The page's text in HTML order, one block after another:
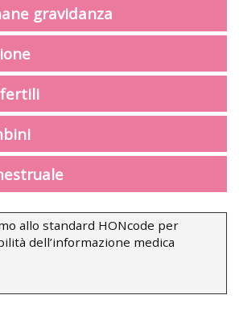
gravidanza
fertili
allo standard HONcode per
dell’informazione medica